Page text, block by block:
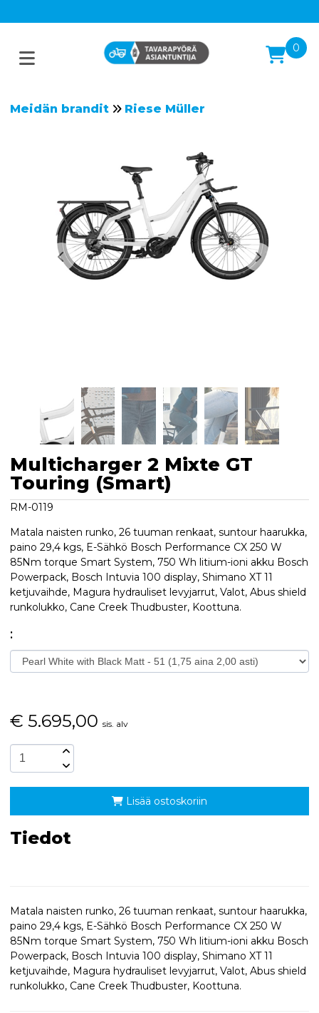
0
Meidän brandit Riese Müller
Multicharger 2 Mixte GT
Touring (Smart)
RM-0119
Matala naisten runko, 26 tuuman renkaat, suntour haarukka,
paino 29,4 kgs, E-Sähkö Bosch Performance CX 250 W
85Nm torque Smart System, 750 Wh litium-ioni akku Bosch
Powerpack, Bosch Intuvia 100 display, Shimano XT 11
ketjuvaihde, Magura hydrauliset levyjarrut, Valot, Abus shield
runkolukko, Cane Creek Thudbuster, Koottuna.
:
€ 5.695,00 sis. alv
Lisää ostoskoriin
Tiedot
Matala naisten runko, 26 tuuman renkaat, suntour haarukka,
paino 29,4 kgs, E-Sähkö Bosch Performance CX 250 W
85Nm torque Smart System, 750 Wh litium-ioni akku Bosch
Powerpack, Bosch Intuvia 100 display, Shimano XT 11
ketjuvaihde, Magura hydrauliset levyjarrut, Valot, Abus shield
runkolukko, Cane Creek Thudbuster, Koottuna.